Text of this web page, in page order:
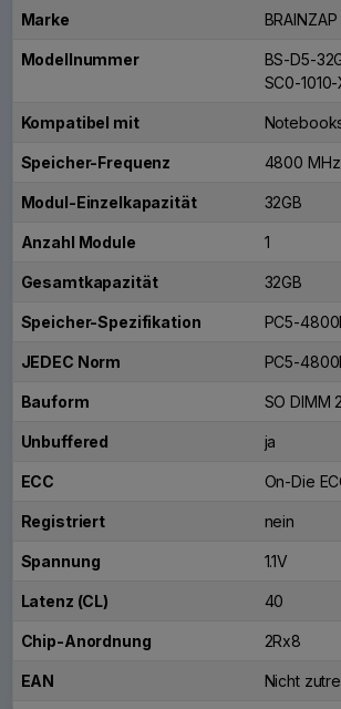
Marke BRAINZAP
Modellnummer
BS-D5-
SC0-
Kompatibel mit
Speicher-Frequenz 4800 MHz
Modul-Einzelkapazität 32GB
Anzahl Module 1
Gesamtkapazität 32GB
Speicher-Spezifikation PC5-
JEDEC Norm PC5-
Bauform SO DIMM
Unbuffered ja
ECC On-Die
Registriert nein
Spannung 1.1V
Latenz (CL) 40
Chip-Anordnung 2Rx8
EAN Nicht